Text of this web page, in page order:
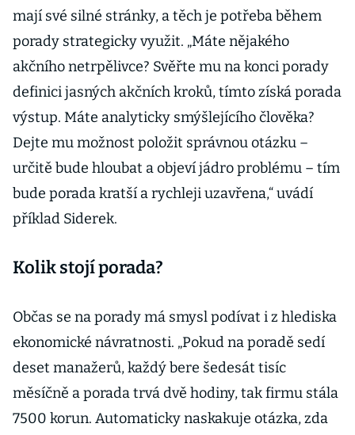
mají své silné stránky, a těch je potřeba během
porady strategicky využit. „Máte nějakého
akčního netrpělivce? Svěřte mu na konci porady
definici jasných akčních kroků, tímto získá porada
výstup. Máte analyticky smýšlejícího člověka?
Dejte mu možnost položit správnou otázku –
určitě bude hloubat a objeví jádro problému – tím
bude porada kratší a rychleji uzavřena,“ uvádí
příklad Siderek.
Kolik stojí porada?
Občas se na porady má smysl podívat i z hlediska
ekonomické návratnosti. „Pokud na poradě sedí
deset manažerů, každý bere šedesát tisíc
měsíčně a porada trvá dvě hodiny, tak firmu stála
7500 korun. Automaticky naskakuje otázka, zda